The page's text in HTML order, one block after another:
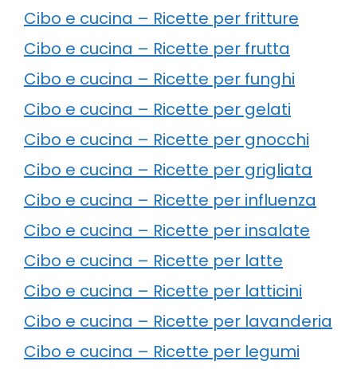
Cibo e cucina – Ricette per fritture
Cibo e cucina – Ricette per frutta
Cibo e cucina – Ricette per funghi
Cibo e cucina – Ricette per gelati
Cibo e cucina – Ricette per gnocchi
Cibo e cucina – Ricette per grigliata
Cibo e cucina – Ricette per influenza
Cibo e cucina – Ricette per insalate
Cibo e cucina – Ricette per latte
Cibo e cucina – Ricette per latticini
Cibo e cucina – Ricette per lavanderia
Cibo e cucina – Ricette per legumi